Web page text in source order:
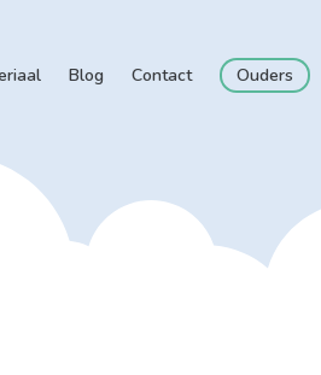
Blog Contact Ouders